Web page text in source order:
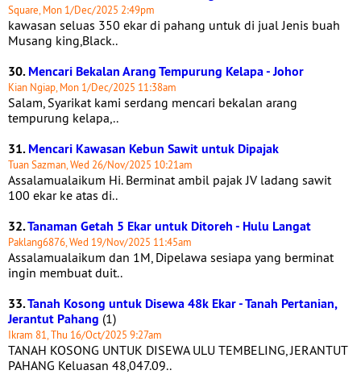
Square, Mon 1/Dec/2025 2:49pm
kawasan seluas 350 ekar di pahang untuk di jual Jenis buah
Musang king,Black..
30.Mencari Bekalan Arang Tempurung Kelapa - Johor
Kian Ngiap, Mon 1/Dec/2025 11:38am
Salam, Syarikat kami serdang mencari bekalan arang
tempurung kelapa,..
31.Mencari Kawasan Kebun Sawit untuk Dipajak
Tuan Sazman, Wed 26/Nov/2025 10:21am
Assalamualaikum Hi. Berminat ambil pajak JV ladang sawit
100 ekar ke atas di..
32.Tanaman Getah 5 Ekar untuk Ditoreh - Hulu Langat
Paklang6876, Wed 19/Nov/2025 11:45am
Assalamualaikum dan 1M, Dipelawa sesiapa yang berminat
ingin membuat duit..
33.Tanah Kosong untuk Disewa 48k Ekar - Tanah Pertanian,
Jerantut Pahang (1)
Ikram 81, Thu 16/Oct/2025 9:27am
TANAH KOSONG UNTUK DISEWA ULU TEMBELING, JERANTUT
PAHANG Keluasan 48,047.09..